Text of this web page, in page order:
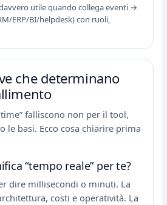
utile quando collega eventi →
ERP/BI/helpdesk) con ruoli,
che determinano
falliscono non per il tool,
le basi. Ecco cosa chiarire prima
“tempo reale” per te?
dire millisecondi o minuti. La
costi e operatività. La